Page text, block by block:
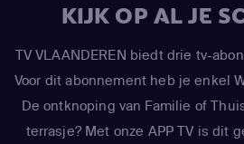
KIJK OP AL JE
TV VLAANDEREN biedt drie tv-
Voor dit abonnement heb je enkel
De ontknoping van Familie of
terrasje? Met onze APP TV is dit